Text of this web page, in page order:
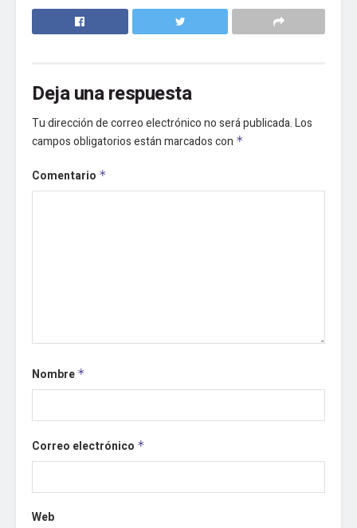
Deja una respuesta
Tu dirección de correo electrónico no será publicada.Los
campos obligatorios están marcados con *
Comentario *
Nombre *
Correo electrónico *
Web